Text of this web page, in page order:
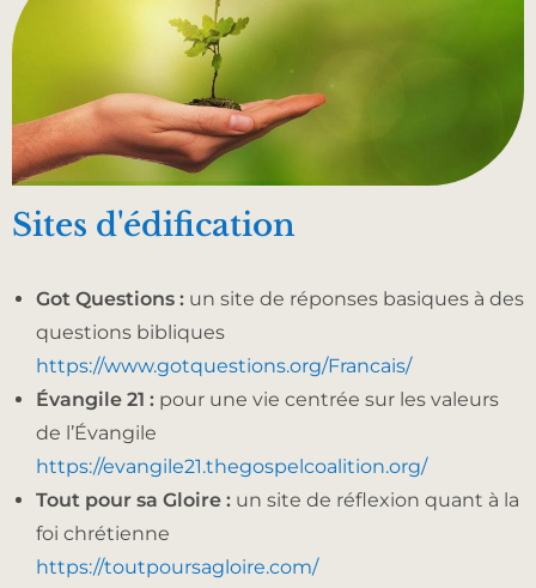
Sites d'édification
Got Questions : un site de réponses basiques à des
questions bibliques
https://www.gotquestions.org/Francais/
Évangile 21 : pour une vie centrée sur les valeurs
de l’Évangile
https://evangile21.thegospelcoalition.org/
Tout pour sa Gloire : un site de réflexion quant à la
foi chrétienne
https://toutpoursagloire.com/